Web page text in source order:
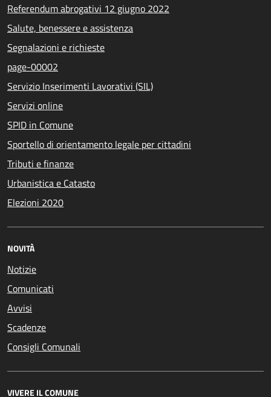
Referendum abrogativi 12 giugno 2022
Salute, benessere e assistenza
Segnalazioni e richieste
page-00002
Servizio Inserimenti Lavorativi (SIL)
Servizi online
SPID in Comune
Sportello di orientamento legale per cittadini
Tributi e finanze
Urbanistica e Catasto
Elezioni 2020
NOVITÀ
Notizie
Comunicati
Avvisi
Scadenze
Consigli Comunali
VIVERE IL COMUNE